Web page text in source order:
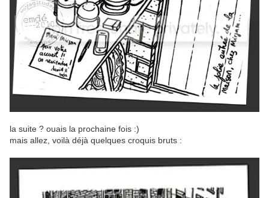
la suite ? ouais la prochaine fois :)
mais allez, voilà déjà quelques croquis bruts :